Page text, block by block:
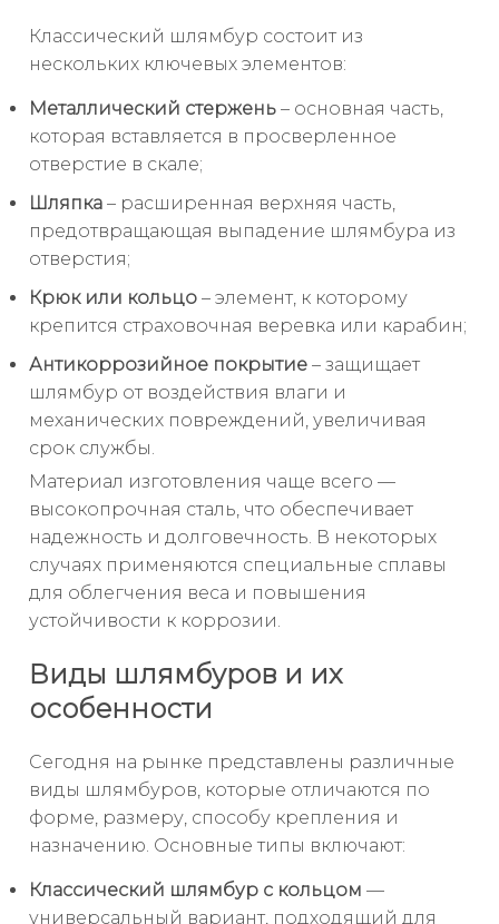
Классический шлямбур состоит из
нескольких ключевых элементов:
Металлический стержень – основная часть,
которая вставляется в просверленное
отверстие в скале;
Шляпка – расширенная верхняя часть,
предотвращающая выпадение шлямбура из
отверстия;
Крюк или кольцо – элемент, к которому
крепится страховочная веревка или карабин;
Антикоррозийное покрытие – защищает
шлямбур от воздействия влаги и
механических повреждений, увеличивая
срок службы.
Материал изготовления чаще всего —
высокопрочная сталь, что обеспечивает
надежность и долговечность. В некоторых
случаях применяются специальные сплавы
для облегчения веса и повышения
устойчивости к коррозии.
Виды шлямбуров и их
особенности
Сегодня на рынке представлены различные
виды шлямбуров, которые отличаются по
форме, размеру, способу крепления и
назначению. Основные типы включают:
Классический шлямбур с кольцом —
универсальный вариант, подходящий для